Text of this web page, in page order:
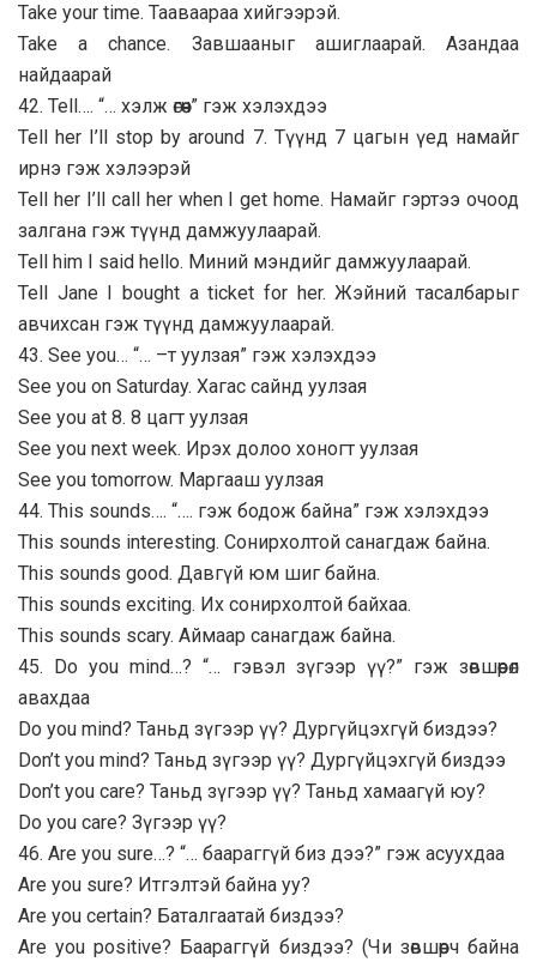
Take your time. Тааваараа хийгээрэй.
Take a chance. Завшааныг ашиглаарай. Азандаа
найдаарай
42. Tell…. “… хэлж өгөөч” гэж хэлэхдээ
Tell her I’ll stop by around 7. Түүнд 7 цагын үед намайг
ирнэ гэж хэлээрэй
Tell her I’ll call her when I get home. Намайг гэртээ очоод
залгана гэж түүнд дамжуулаарай.
Tell him I said hello. Миний мэндийг дамжуулаарай.
Tell Jane I bought a ticket for her. Жэйний тасалбарыг
авчихсан гэж түүнд дамжуулаарай.
43. See you… “… –т уулзая” гэж хэлэхдээ
See you on Saturday. Хагас сайнд уулзая
See you at 8. 8 цагт уулзая
See you next week. Ирэх долоо хоногт уулзая
See you tomorrow. Маргааш уулзая
44. This sounds…. “…. гэж бодож байна” гэж хэлэхдээ
This sounds interesting. Сонирхолтой санагдаж байна.
This sounds good. Давгүй юм шиг байна.
This sounds exciting. Их сонирхолтой байхаа.
This sounds scary. Аймаар санагдаж байна.
45. Do you mind…? “… гэвэл зүгээр үү?” гэж зөвшөөрөл
авахдаа
Do you mind? Таньд зүгээр үү? Дургүйцэхгүй биздээ?
Don’t you mind? Таньд зүгээр үү? Дургүйцэхгүй биздээ
Don’t you care? Таньд зүгээр үү? Таньд хамаагүй юу?
Do you care? Зүгээр үү?
46. Are you sure…? “… баараггүй биз дээ?” гэж асуухдаа
Are you sure? Итгэлтэй байна уу?
Are you certain? Баталгаатай биздээ?
Are you positive? Баараггүй биздээ? (Чи зөвшөөрч байна